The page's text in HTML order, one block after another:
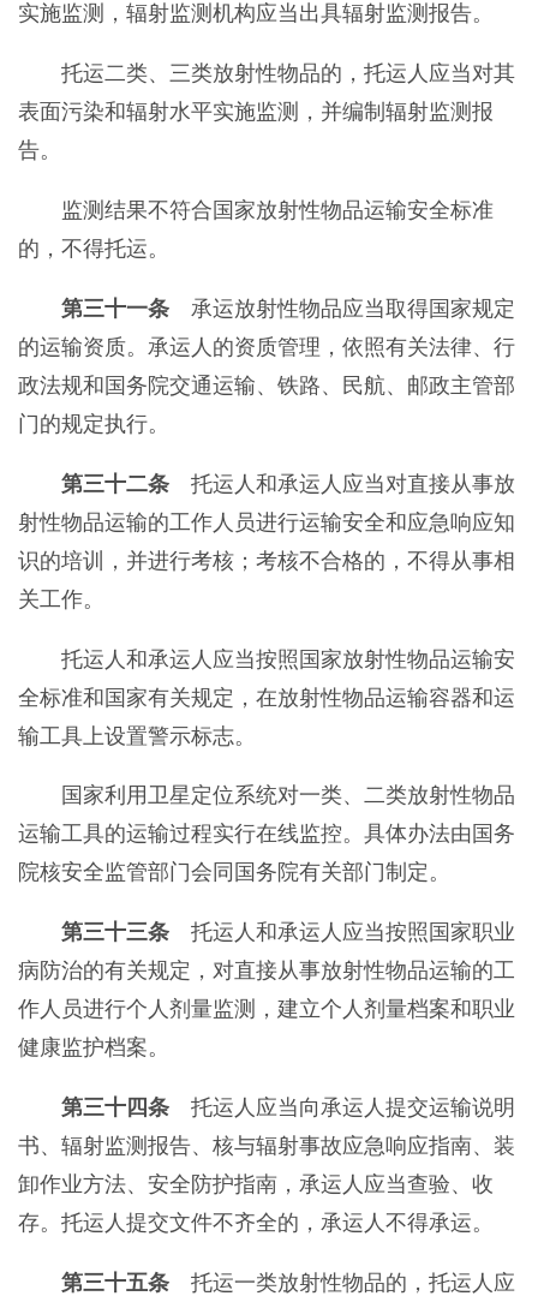
实施监测，辐射监测机构应当出具辐射监测报告。
托运二类、三类放射性物品的，托运人应当对其
表面污染和辐射水平实施监测，并编制辐射监测报
告。
监测结果不符合国家放射性物品运输安全标准
的，不得托运。
第三十一条承运放射性物品应当取得国家规定
的运输资质。承运人的资质管理，依照有关法律、行
政法规和国务院交通运输、铁路、民航、邮政主管部
门的规定执行。
第三十二条托运人和承运人应当对直接从事放
射性物品运输的工作人员进行运输安全和应急响应知
识的培训，并进行考核；考核不合格的，不得从事相
关工作。
托运人和承运人应当按照国家放射性物品运输安
全标准和国家有关规定，在放射性物品运输容器和运
输工具上设置警示标志。
国家利用卫星定位系统对一类、二类放射性物品
运输工具的运输过程实行在线监控。具体办法由国务
院核安全监管部门会同国务院有关部门制定。
第三十三条托运人和承运人应当按照国家职业
病防治的有关规定，对直接从事放射性物品运输的工
作人员进行个人剂量监测，建立个人剂量档案和职业
健康监护档案。
第三十四条托运人应当向承运人提交运输说明
书、辐射监测报告、核与辐射事故应急响应指南、装
卸作业方法、安全防护指南，承运人应当查验、收
存。托运人提交文件不齐全的，承运人不得承运。
第三十五条托运一类放射性物品的，托运人应